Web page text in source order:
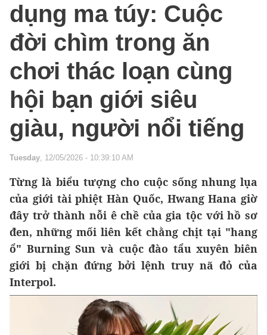
dụng ma túy: Cuộc
đời chìm trong ăn
chơi thác loạn cùng
hội bạn giới siêu
giàu, người nổi tiếng
Tuesday, 12/05/2026 - 10:39:10 AM
Từng là biểu tượng cho cuộc sống nhung lụa
của giới tài phiệt Hàn Quốc, Hwang Hana giờ
đây trở thành nỗi ê chề của gia tộc với hồ sơ
đen, những mối liên kết chằng chịt tại "hang
ổ" Burning Sun và cuộc đào tẩu xuyên biên
giới bị chặn đứng bởi lệnh truy nã đỏ của
Interpol.